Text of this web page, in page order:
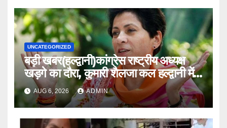
UNCATEGORIZED
बड़ी खबर(हल्द्वानी)कांग्रेस राष्ट्रीय अध्यक्ष
खड़गे का दौरा, कुमारी शैलजा कल हल्द्वानी में
।।AUG 6, 2026 ADMIN